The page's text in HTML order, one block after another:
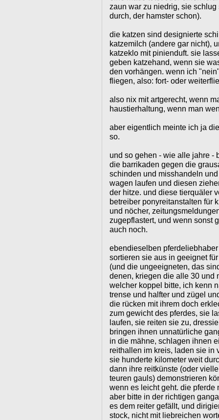
zaun war zu niedrig, sie
durch, der hamster schon).
die katzen sind designierte
katzemilch (andere gar nicht),
katzeklo mit pinienduft. sie
geben katzehand, wenn sie
den vorhängen. wenn ich
fliegen, also: fort- oder
also nix mit artgerecht, wenn
haustierhaltung, wenn man
aber eigentlich meinte ich ja
so.
und so gehen - wie alle jahre -
die barrikaden gegen die
schinden und misshandeln
wagen laufen und diesen
der hitze. und diese tierquäler
betreiber ponyreitanstalten für
und nöcher,
zugepflastert, und wenn sonst
auch noch.
ebendieselben
sortieren sie aus in geeignet
(und die ungeeigneten, das
denen, kriegen die alle 30 und
welcher koppel bitte, ich kenn
trense und halfter und zügel
die rücken mit ihrem doch
zum gewicht des pferdes, sie
laufen, sie reiten sie zu,
bringen ihnen unnatürliche
in die mähne, schlagen ihnen
reithallen im kreis, laden sie in
sie hunderte kilometer weit
dann ihre reitkünste (oder
teuren gauls) demonstrieren
wenn es leicht geht. die
aber bitte in der richtigen
es dem reiter gefällt, und
stock, nicht mit liebreichen